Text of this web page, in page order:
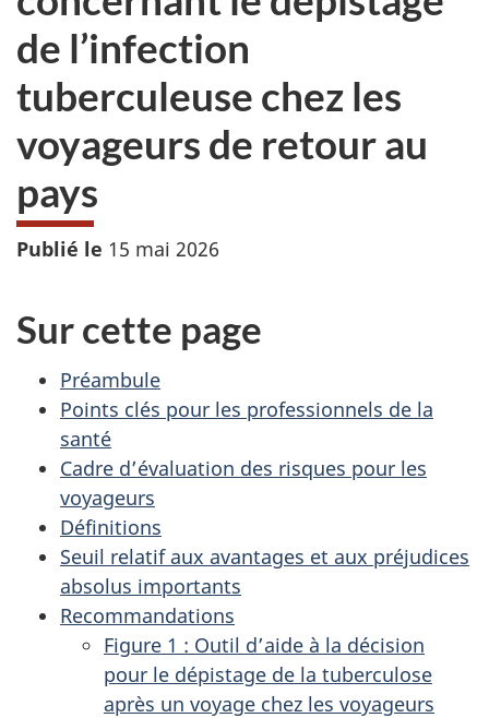
de l’infection
tuberculeuse chez les
voyageurs de retour au
pays
Publié le 15 mai 2026
Sur cette page
Préambule
Points clés pour les professionnels de la
santé
Cadre d’évaluation des risques pour les
voyageurs
Définitions
Seuil relatif aux avantages et aux préjudices
absolus importants
Recommandations
Figure 1 : Outil d’aide à la décision
pour le dépistage de la tuberculose
après un voyage chez les voyageurs